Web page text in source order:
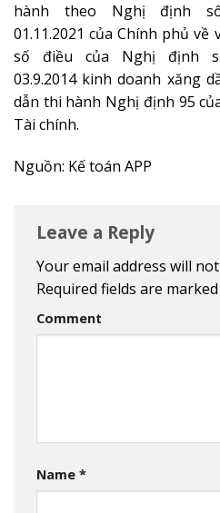
hành theo Nghị định số
01.11.2021 của Chính phủ
số điều của Nghị định
03.9.2014 kinh doanh xăng
dẫn thi hành Nghị định 95
Tài chính.
Nguồn: Kế toán APP
Leave a Reply
Your email address will
Required fields are marked
Comment
Name *